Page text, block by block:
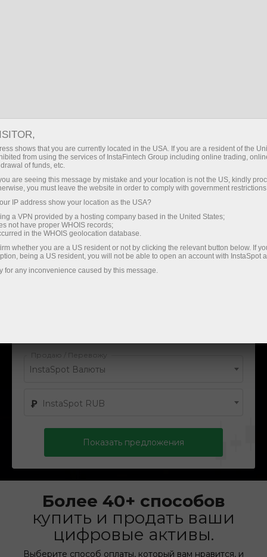
Электронные деньги
Банковские валюты
Прямой обмен цифровых активов без участия третьих
лиц.
Более 40 способов оплаты для совершения сделок.
ИнстаСпот рынок
Продаю / Перевожу
InstaSpot Валюты
InstaSpot RUB
Показать предложения
Более 40+ способов
купить и продать ваши
цифровые активы.
Выберите способ оплаты, который вам нравится, и
shows that you are currently located in the USA. If you are a resident of the
from using the services of InstaFintech Group including online trading,
of funds, etc.
are seeing this message by mistake and your location is not the US, kindly
you must leave the website in order to comply with government
IP address show your location as the USA?
a VPN provided by a hosting company based in the United States;
not have proper WHOIS records;
in the WHOIS geolocation database.
whether you are a US resident or not by clicking the relevant button below. If
being a US resident, you will not be able to open an account with InstaSpot
for any inconvenience caused by this message.